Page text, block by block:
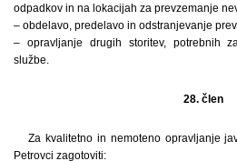
odpadkov in na lokacijah za prevzemanje
– obdelavo, predelavo in odstranjevanje
– opravljanje drugih storitev, potrebnih
službe.
28. člen
Za kvalitetno in nemoteno opravljanje
Petrovci zagotoviti: